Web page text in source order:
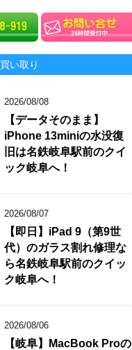
買い取り
2026/08/08
【データそのまま】
iPhone 13miniの水没復
旧は名鉄岐阜駅前のクイ
ック岐阜へ！
2026/08/07
【即日】iPad 9（第9世
代）のガラス割れ修理な
ら名鉄岐阜駅前のクイッ
ク岐阜へ！
2026/08/06
【岐阜】MacBook Proの